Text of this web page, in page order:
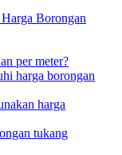
Borongan
per meter?
harga borongan
harga
tukang